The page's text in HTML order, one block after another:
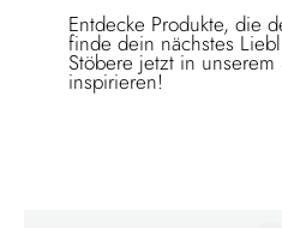
Entdecke Produkte, die
finde dein nächstes
Stöbere jetzt in
inspirieren!